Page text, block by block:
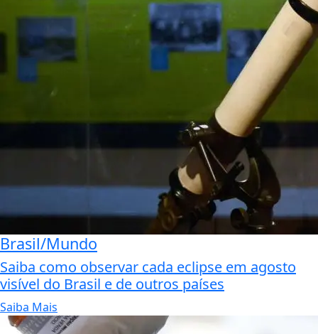
Brasil/Mundo
Saiba como observar cada eclipse em agosto
visível do Brasil e de outros países
Saiba Mais